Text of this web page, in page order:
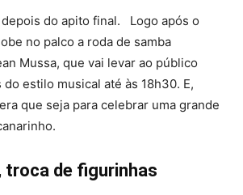
depois do apito final. Logo após o
no palco a roda de samba
Mussa, que vai levar ao público
estilo musical até às 18h30. E,
que seja para celebrar uma grande
troca de figurinhas